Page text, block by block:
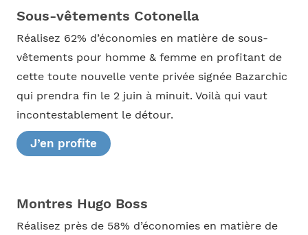
Sous-vêtements Cotonella
Réalisez 62% d’économies en matière de sous-
vêtements pour homme & femme en profitant de
cette toute nouvelle vente privée signée Bazarchic
qui prendra fin le 2 juin à minuit. Voilà qui vaut
incontestablement le détour.
J’en profite
Montres Hugo Boss
Réalisez près de 58% d’économies en matière de